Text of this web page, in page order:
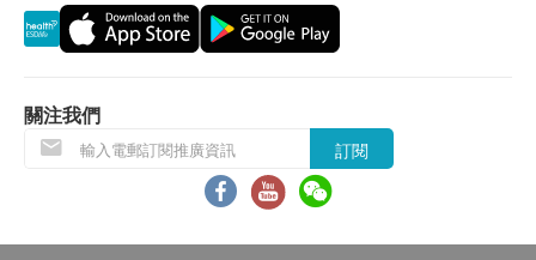
血糖
總膽紅素
直接膽紅素
總蛋白質
關注我們
訂閱